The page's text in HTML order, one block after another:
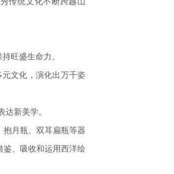
旺盛生命力。
文化，演化出万千姿
新美学。
月瓶、双耳扁瓶等器
鉴、吸收和运用西洋绘